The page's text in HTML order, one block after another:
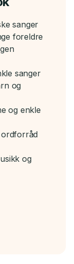
sanger
foreldre
sanger
og
og enkle
ordforråd
og